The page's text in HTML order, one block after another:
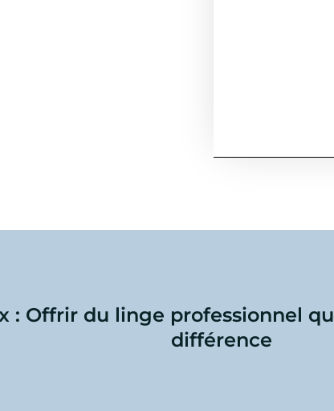
: Offrir du linge professionnel
différence